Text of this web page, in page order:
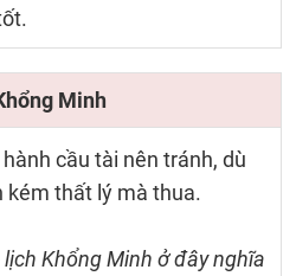
Minh
cầu tài nên tránh, dù
kém thất lý mà thua.
Khổng Minh ở đây nghĩa